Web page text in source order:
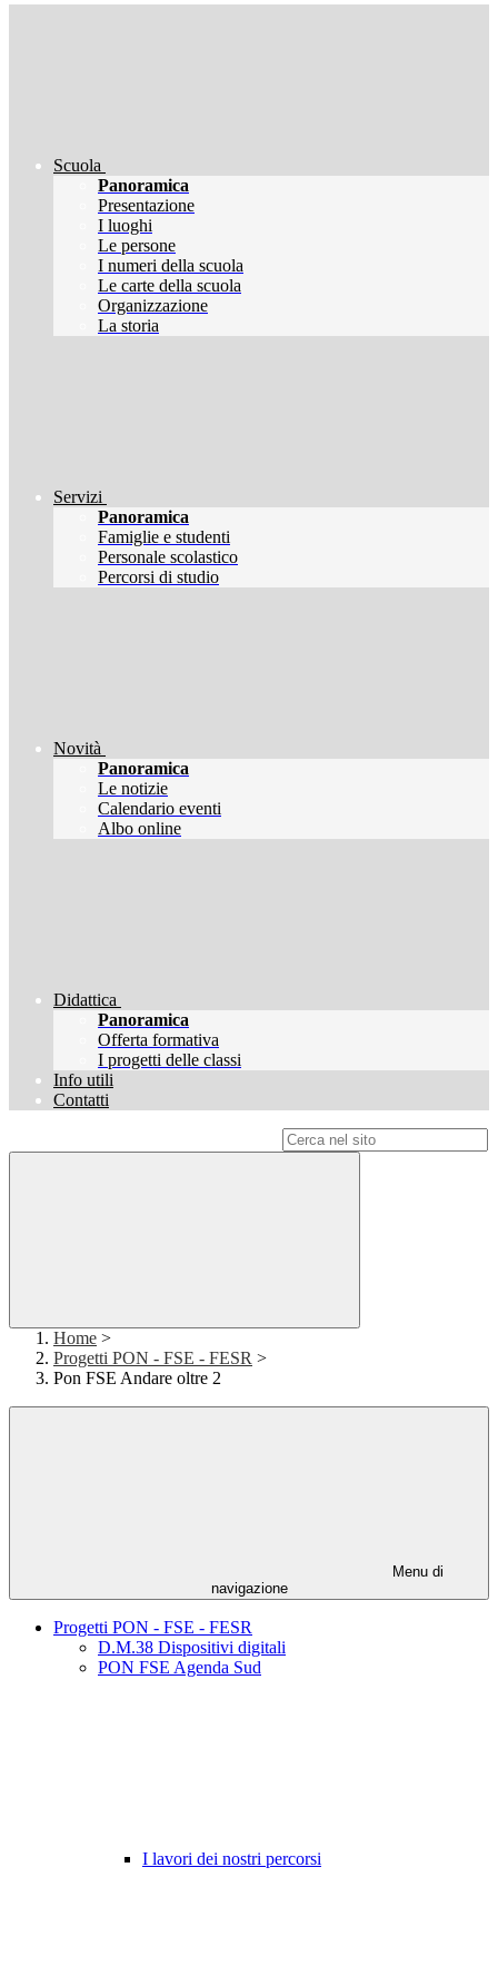
Scuola
Panoramica
Presentazione
I luoghi
Le persone
I numeri della scuola
Le carte della scuola
Organizzazione
La storia
Servizi
Panoramica
Famiglie e studenti
Personale scolastico
Percorsi di studio
Novità
Panoramica
Le notizie
Calendario eventi
Albo online
Didattica
Panoramica
Offerta formativa
I progetti delle classi
Info utili
Contatti
Home >
Progetti PON - FSE - FESR >
Pon FSE Andare oltre 2
Menu di
navigazione
Progetti PON - FSE - FESR
D.M.38 Dispositivi digitali
PON FSE Agenda Sud
I lavori dei nostri percorsi